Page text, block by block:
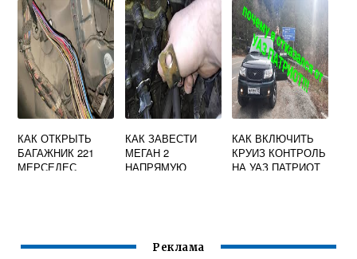
ДВИГАТЕЛЯ
КАК ОТКРЫТЬ
БАГАЖНИК 221
МЕРСЕДЕС
КАК ЗАВЕСТИ
МЕГАН 2
НАПРЯМУЮ
КАК ВКЛЮЧИТЬ
КРУИЗ КОНТРОЛЬ
НА УАЗ ПАТРИОТ
Реклама